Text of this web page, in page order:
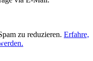
zu reduzieren. Erfahre,